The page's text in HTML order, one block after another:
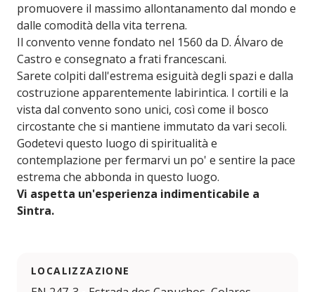
promuovere il massimo allontanamento dal mondo e
dalle comodità della vita terrena.
Il convento venne fondato nel 1560 da D. Álvaro de
Castro e consegnato a frati francescani.
Sarete colpiti dall'estrema esiguità degli spazi e dalla
costruzione apparentemente labirintica. I cortili e la
vista dal convento sono unici, così come il bosco
circostante che si mantiene immutato da vari secoli.
Godetevi questo luogo di spiritualità e
contemplazione per fermarvi un po' e sentire la pace
estrema che abbonda in questo luogo.
Vi aspetta un'esperienza indimenticabile a
Sintra.
LOCALIZZAZIONE